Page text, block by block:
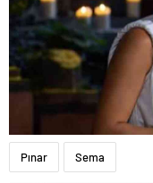
Pınar Sema